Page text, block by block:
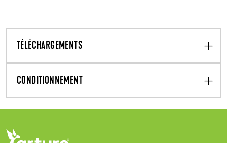
TÉLÉCHARGEMENTS
CONDITIONNEMENT